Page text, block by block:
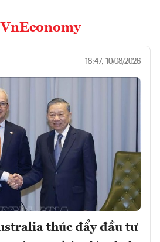
VnEconomy
18:47, 10/08/2026
thúc đẩy đầu tư